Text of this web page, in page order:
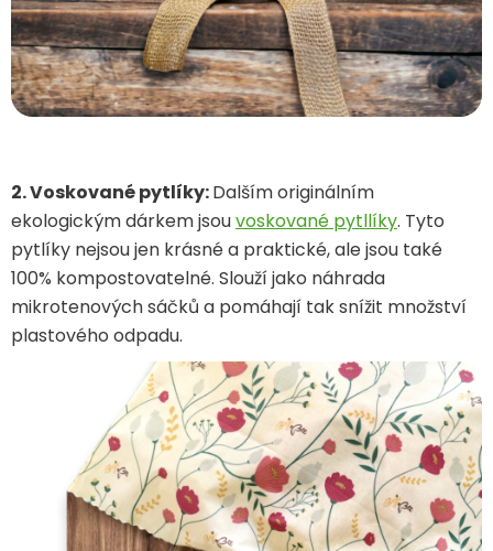
2. Voskované pytlíky:Dalším originálním
ekologickým dárkem jsouvoskované pytllíky. Tyto
pytlíky nejsou jen krásné a praktické, ale jsou také
100% kompostovatelné. Slouží jako náhrada
mikrotenových sáčků a pomáhají tak snížit množství
plastového odpadu.